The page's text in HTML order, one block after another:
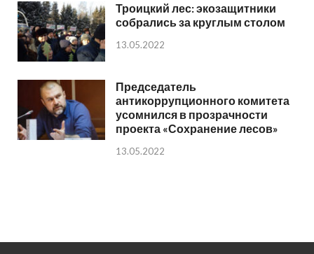
Троицкий лес: экозащитники
собрались за круглым столом
13.05.2022
Председатель
антикоррупционного комитета
усомнился в прозрачности
проекта «Сохранение лесов»
13.05.2022